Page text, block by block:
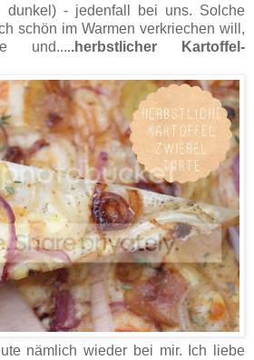
dunkel) - jedenfall bei uns. Solche
schön im Warmen verkriechen will,
und.....herbstlicher Kartoffel-
nämlich wieder bei mir. Ich liebe